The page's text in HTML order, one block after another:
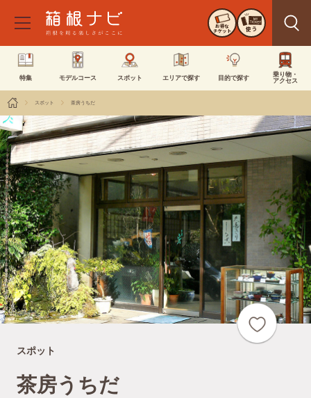
お得な
チケット 使う
特集 モデルコース スポット エリアで探す 目的で探す
乗り物・
アクセス
スポット 茶房うちだ
スポット
茶房うちだ